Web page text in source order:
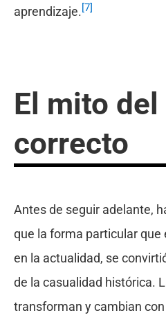
aprendizaje.[7]
El mito
correcto
Antes de seguir adelante,
que la forma particular que
en la actualidad, se
de la casualidad histórica.
transforman y cambian